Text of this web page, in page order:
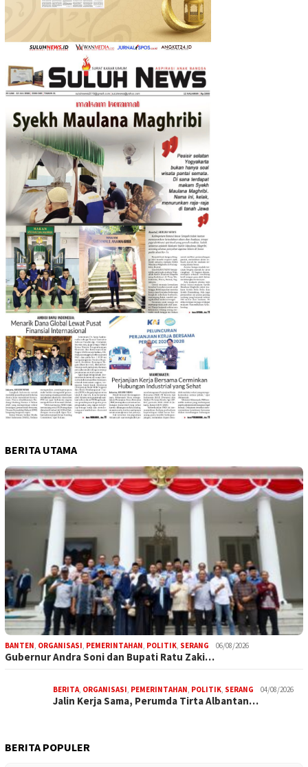
BERITA UTAMA
BANTEN, ORGANISASI, PEMERINTAHAN, POLITIK, SERANG 06/08/2026
Gubernur Andra Soni dan Bupati Ratu Zaki…
BERITA, ORGANISASI, PEMERINTAHAN, POLITIK, SERANG 04/08/2026
Jalin Kerja Sama, Perumda Tirta Albantan…
BERITA POPULER